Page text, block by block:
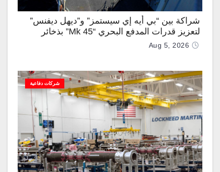
شراكة بين “بي أيه إي سيستمز” و”ديهل ديفنس”
لتعزيز قدرات المدفع البحري “Mk 45” بذخائر
موجهة وصواريخ “IRIS-T”
Aug 5, 2026
شركات دفاعية